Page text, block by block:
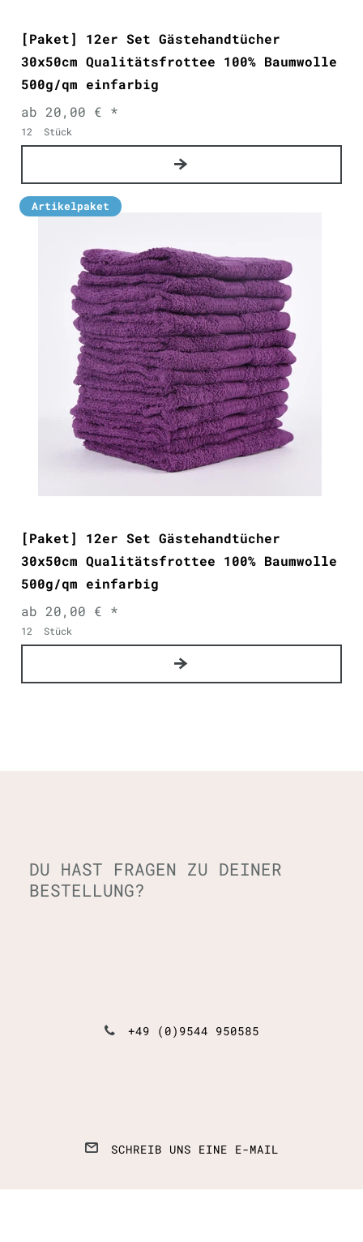
[Paket] 12er Set Gästehandtücher
30x50cm Qualitätsfrottee 100% Baumwolle
500g/qm einfarbig
ab 20,00 € *
12 Stück
Artikelpaket
[Paket] 12er Set Gästehandtücher
30x50cm Qualitätsfrottee 100% Baumwolle
500g/qm einfarbig
ab 20,00 € *
12 Stück
DU HAST FRAGEN ZU DEINER
BESTELLUNG?
+49 (0)9544 950585
SCHREIB UNS EINE E-MAIL